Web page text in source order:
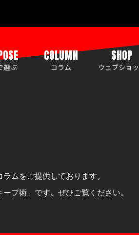
選ぶ
COLUMN
コラム
SHOP
ウェブショ
ムをご提供しております。
プ術」です。ぜひご覧ください。